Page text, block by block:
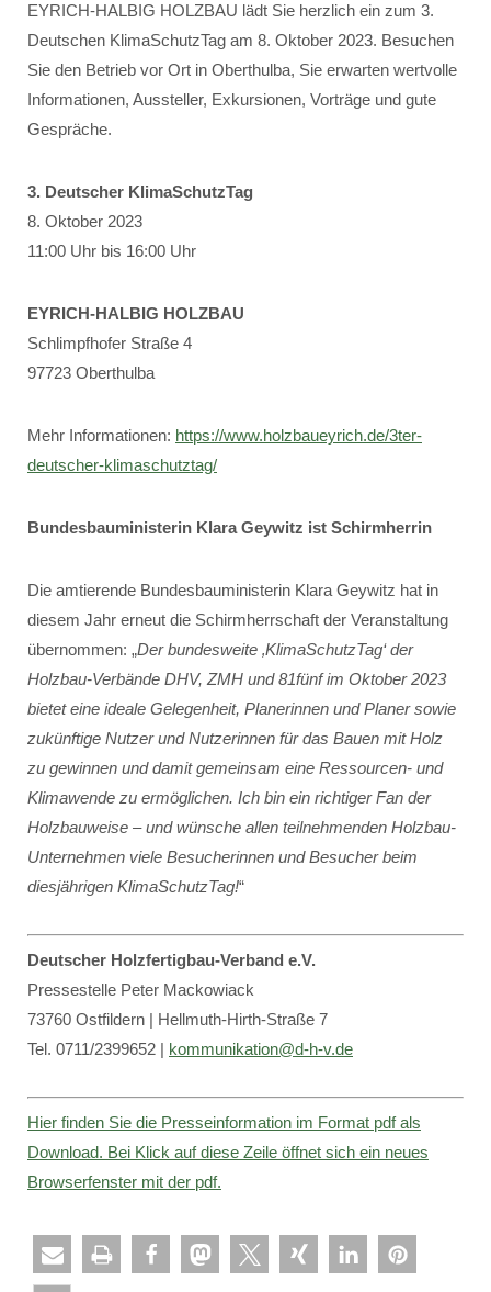
EYRICH-HALBIG HOLZBAU lädt Sie herzlich ein zum 3.
Deutschen KlimaSchutzTag am 8. Oktober 2023. Besuchen
Sie den Betrieb vor Ort in Oberthulba, Sie erwarten wertvolle
Informationen, Aussteller, Exkursionen, Vorträge und gute
Gespräche.
3. Deutscher KlimaSchutzTag
8. Oktober 2023
11:00 Uhr bis 16:00 Uhr
EYRICH-HALBIG HOLZBAU
Schlimpfhofer Straße 4
97723 Oberthulba
Mehr Informationen: https://www.holzbaueyrich.de/3ter-
deutscher-klimaschutztag/
Bundesbauministerin Klara Geywitz ist Schirmherrin
Die amtierende Bundesbauministerin Klara Geywitz hat in
diesem Jahr erneut die Schirmherrschaft der Veranstaltung
übernommen: „Der bundesweite ‚KlimaSchutzTag‘ der
Holzbau-Verbände DHV, ZMH und 81fünf im Oktober 2023
bietet eine ideale Gelegenheit, Planerinnen und Planer sowie
zukünftige Nutzer und Nutzerinnen für das Bauen mit Holz
zu gewinnen und damit gemeinsam eine Ressourcen- und
Klimawende zu ermöglichen. Ich bin ein richtiger Fan der
Holzbauweise – und wünsche allen teilnehmenden Holzbau-
Unternehmen viele Besucherinnen und Besucher beim
diesjährigen KlimaSchutzTag!“
Deutscher Holzfertigbau-Verband e.V.
Pressestelle Peter Mackowiack
73760 Ostfildern | Hellmuth-Hirth-Straße 7
Tel. 0711/2399652 | kommunikation@d-h-v.de
Hier finden Sie die Presseinformation im Format pdf als
Download. Bei Klick auf diese Zeile öffnet sich ein neues
Browserfenster mit der pdf.